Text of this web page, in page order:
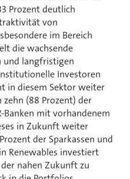
Prozent deutlich
von
im Bereich
die wachsende
und langfristigen
Investoren
in diesem Sektor weiter
(88 Prozent) der
Banken mit vorhandenem
in Zukunft weiter
der Sparkassen und
Renewables investiert
nahen Zukunft zu